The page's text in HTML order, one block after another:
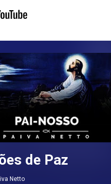
Play all
de Paz
Netto